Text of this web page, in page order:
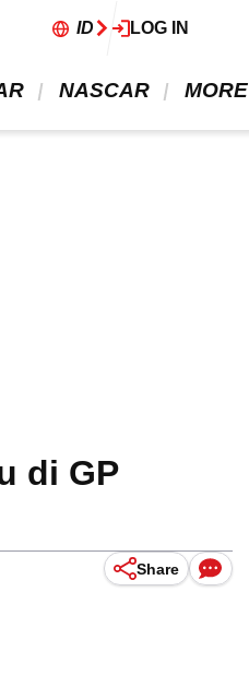
ID LOG IN
NASCAR MORE
di GP
Share